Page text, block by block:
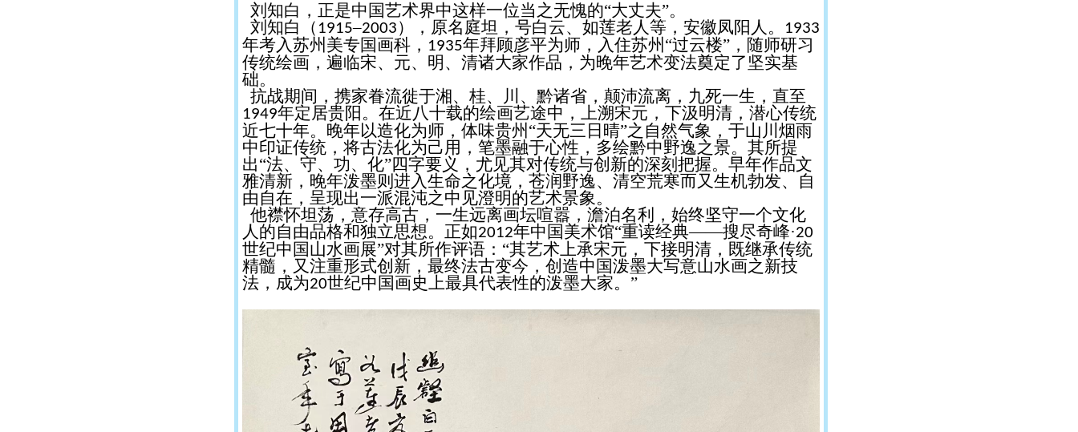
刘知白，正是中国艺术界中这样一位当之无愧的“大丈夫”。
刘知白（ 1915–2003），原名庭坦，号白云、如莲老人等，安徽凤阳人。 1933
年考入苏州美专国画科， 1935年拜顾彦平为师，入住苏州“过云楼”，随师研习
传统绘画，遍临宋、元、明、清诸大家作品，为晚年艺术变法奠定了坚实基
础。
抗战期间，携家眷流徙于湘、桂、川、黔诸省，颠沛流离，九死一生，直至
1949年定居贵阳。在近八十载的绘画艺途中，上溯宋元，下汲明清，潜心传统
近七十年。晚年以造化为师，体味贵州“天无三日晴”之自然气象，于山川烟雨
中印证传统，将古法化为己用，笔墨融于心性，多绘黔中野逸之景。其所提
出“法、守、功、化”四字要义，尤见其对传统与创新的深刻把握。早年作品文
雅清新，晚年泼墨则进入生命之化境，苍润野逸、清空荒寒而又生机勃发、自
由自在，呈现出一派混沌之中见澄明的艺术景象。
他襟怀坦荡，意存高古，一生远离画坛喧嚣，澹泊名利，始终坚守一个文化
人的自由品格和独立思想。正如2012年中国美术馆“重读经典——搜尽奇峰·20
世纪中国山水画展”对其所作评语：“其艺术上承宋元，下接明清，既继承传统
精髓，又注重形式创新，最终法古变今，创造中国泼墨大写意山水画之新技
法，成为20世纪中国画史上最具代表性的泼墨大家。”